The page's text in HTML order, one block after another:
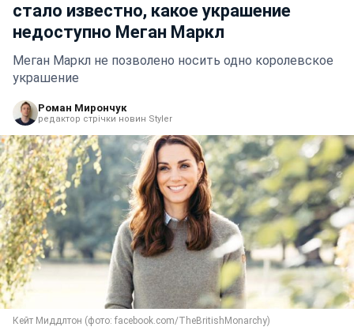
стало известно, какое украшение
недоступно Меган Маркл
Меган Маркл не позволено носить одно королевское
украшение
Роман Мирончук
редактор стрічки новин Styler
Кейт Миддлтон (фото: facebook.com/TheBritishMonarchy)